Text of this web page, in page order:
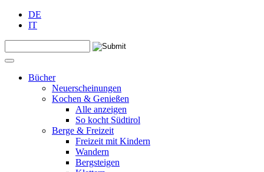
DE
IT
Suchformular
Bücher
Neuerscheinungen
Kochen & Genießen
Alle anzeigen
So kocht Südtirol
Berge & Freizeit
Freizeit mit Kindern
Wandern
Bergsteigen